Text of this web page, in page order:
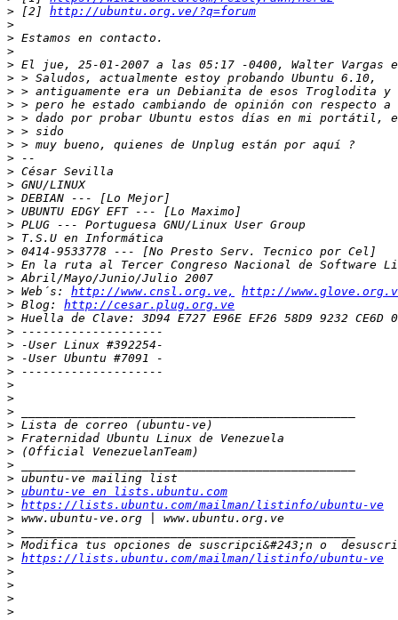
> [2] http://ubuntu.org.ve/?q=forum
>
>
>
>
>
>
>
>
>
>
>
>
>
>
>
>
>
>
>
>
> Web´s: http://www.cnsl.org.ve,
http://
> Blog: http://cesar.plug.org.ve
>
>
>
>
>
>
>
>
>
>
>
>
>
> ubuntu-ve en lists.ubuntu.com
> https://lists.ubuntu.com/mailman/listinfo/ubuntu-ve
>
>
>
> https://lists.ubuntu.com/mailman/listinfo/ubuntu-ve
>
>
>
>